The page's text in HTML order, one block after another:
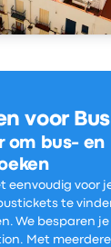
voor
om bus- en
eenvoudig voor
te
We besparen
Met